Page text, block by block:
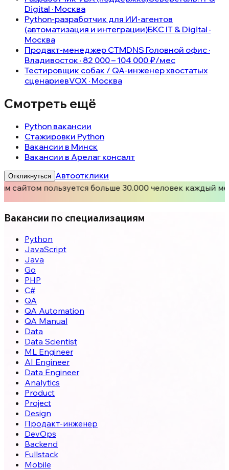
Digital · Москва
Python-разработчик для ИИ-агентов
(автоматизация и интеграции)БКС IT & Digital ·
Москва
Продакт-менеджер СТМDNS Головной офис ·
Владивосток · 82 000 – 104 000 ₽/мес
Тестировщик собак / QA-инженер хвостатых
сценариевVOX · Москва
Смотреть ещё
Python вакансии
Стажировки Python
Вакансии в Минск
Вакансии в Арелаг консалт
Откликнуться Автоотклики
сайтом пользуется больше 30.000 человек каждый
Вакансии по специализациям
Python
JavaScript
Java
Go
PHP
C#
QA
QA Automation
QA Manual
Data
Data Scientist
ML Engineer
AI Engineer
Data Engineer
Analytics
Product
Project
Design
Продакт-инженер
DevOps
Backend
Fullstack
Mobile